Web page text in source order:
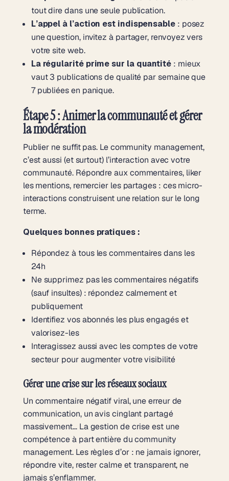
tout dire dans une seule publication.
L’appel à l’action est indispensable: posez
une question, invitez à partager, renvoyez vers
votre site web.
La régularité prime sur la quantité : mieux
vaut 3 publications de qualité par semaine que
7 publiées en panique.
Étape 5 : Animer la communauté et gérer
la modération
Publier ne suffit pas. Le community management,
c’est aussi (et surtout) l’interaction avec votre
communauté. Répondre aux commentaires, liker
les mentions, remercier les partages : ces micro-
interactions construisent une relation sur le long
terme.
Quelques bonnes pratiques :
Répondez à tous les commentaires dans les
24h
Ne supprimez pas les commentaires négatifs
(sauf insultes) : répondez calmement et
publiquement
Identifiez vos abonnés les plus engagés et
valorisez-les
Interagissez aussi avec les comptes de votre
secteur pour augmenter votre visibilité
Gérer une crise sur les réseaux sociaux
Un commentaire négatif viral, une erreur de
communication, un avis cinglant partagé
massivement… La gestion de crise est une
compétence à part entière du community
management. Les règles d’or : ne jamais ignorer,
répondre vite, rester calme et transparent, ne
jamais s’enflammer.